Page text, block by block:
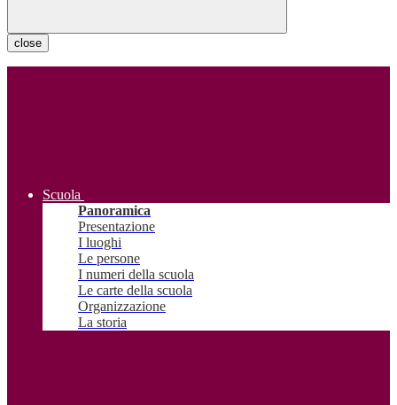
close
Scuola
Panoramica
Presentazione
I luoghi
Le persone
I numeri della scuola
Le carte della scuola
Organizzazione
La storia